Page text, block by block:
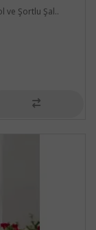
ve Şortlu Şal..